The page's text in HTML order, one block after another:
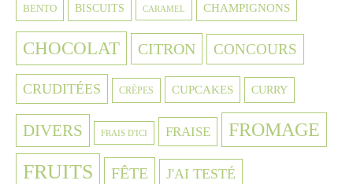
BENTO BISCUITS CARAMEL CHAMPIGNONS
CHOCOLAT CITRON CONCOURS
CRUDITÉES CRÈPES CUPCAKES CURRY
DIVERS FRAIS D'ICI FRAISE FROMAGE
FRUITS FÊTE J'AI TESTÉ